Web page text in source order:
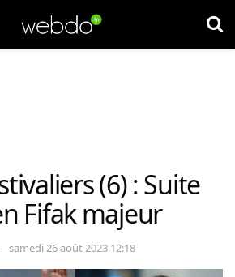
(6) : Suite
Fifak majeur
samedi 26 août 2023 12:18